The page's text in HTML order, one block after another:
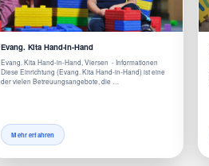
Evang. Kita Hand-in-Hand
Evang. Kita Hand-in-Hand, Viersen - Informationen
Diese Einrichtung (Evang. Kita Hand-in-Hand) ist eine
der vielen Betreuungsangebote, die …
Mehr erfahren